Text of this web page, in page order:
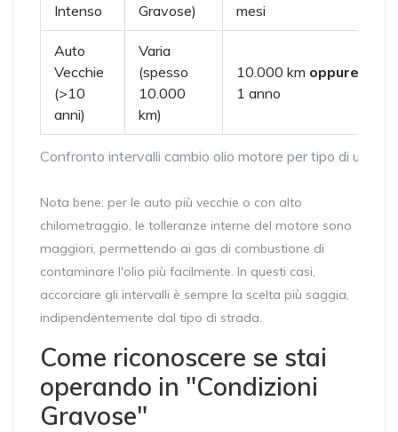
Confronto intervalli cambio olio motore per tipo di utilizzo
Intenso
Gravose)
mesi
Auto
Vecchie
(>10
anni)
Varia
(spesso
10.000
km)
10.000 km oppure
1 anno
Nota bene: per le auto più vecchie o con alto
chilometraggio, le tolleranze interne del motore sono
maggiori, permettendo ai gas di combustione di
contaminare l'olio più facilmente. In questi casi,
accorciare gli intervalli è sempre la scelta più saggia,
indipendentemente dal tipo di strada.
Come riconoscere se stai
operando in "Condizioni
Gravose"